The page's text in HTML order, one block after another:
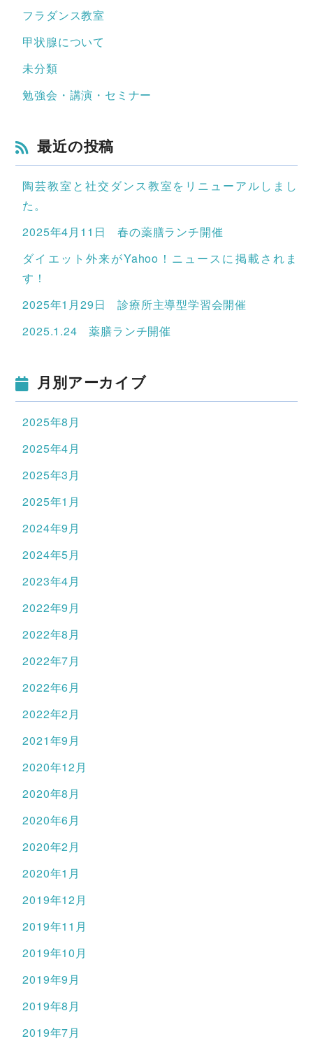
フラダンス教室
甲状腺について
未分類
勉強会・講演・セミナー
最近の投稿
陶芸教室と社交ダンス教室をリニューアルしまし
た。
2025年4月11日 春の薬膳ランチ開催
ダイエット外来がYahoo！ニュースに掲載されま
す！
2025年1月29日 診療所主導型学習会開催
2025.1.24 薬膳ランチ開催
月別アーカイブ
2025年8月
2025年4月
2025年3月
2025年1月
2024年9月
2024年5月
2023年4月
2022年9月
2022年8月
2022年7月
2022年6月
2022年2月
2021年9月
2020年12月
2020年8月
2020年6月
2020年2月
2020年1月
2019年12月
2019年11月
2019年10月
2019年9月
2019年8月
2019年7月